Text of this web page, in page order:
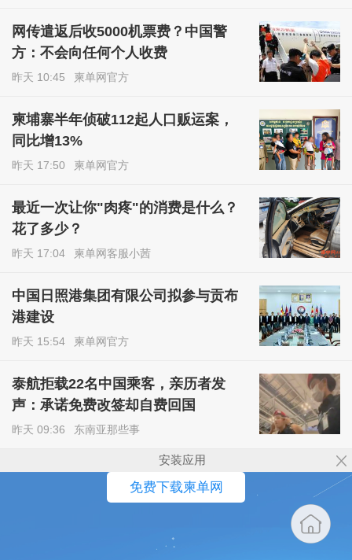
网传遣返后收5000机票费？中国警
方：不会向任何个人收费
昨天 10:45 柬单网官方
柬埔寨半年侦破112起人口贩运案，
同比增13%
昨天 17:50 柬单网官方
最近一次让你"肉疼"的消费是什么？
花了多少？
昨天 17:04 柬单网客服小茜
中国日照港集团有限公司拟参与贡布
港建设
昨天 15:54 柬单网官方
泰航拒载22名中国乘客，亲历者发
声：承诺免费改签却自费回国
昨天 09:36 东南亚那些事
安装应用
免费下载柬单网